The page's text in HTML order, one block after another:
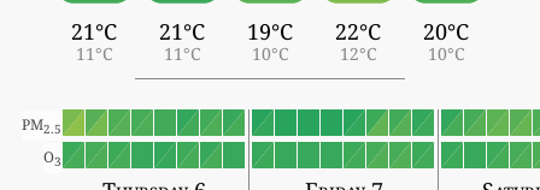
21°C
11°C
21°C
11°C
19°C
10°C
22°C
12°C
20°C
10°C
PM2.5
O3